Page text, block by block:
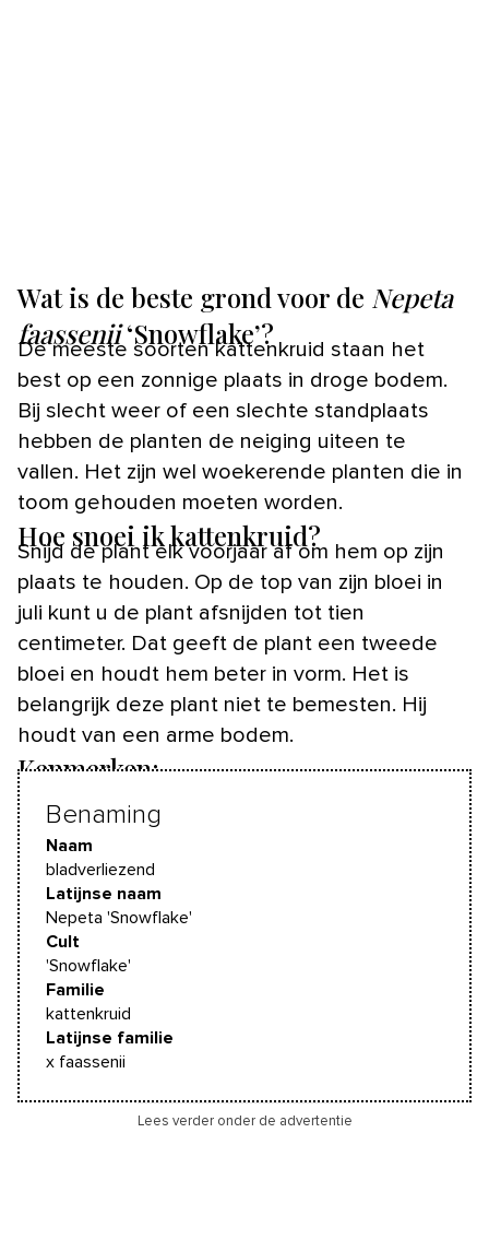
Wat is de beste grond voor de Nepeta
faassenii‘Snowflake’?
De meeste soorten kattenkruid staan het
best op een zonnige plaats in droge bodem.
Bij slecht weer of een slechte standplaats
hebben de planten de neiging uiteen te
vallen. Het zijn wel woekerende planten die in
toom gehouden moeten worden.
Hoe snoei ik kattenkruid?
Snijd de plant elk voorjaar af om hem op zijn
plaats te houden. Op de top van zijn bloei in
juli kunt u de plant afsnijden tot tien
centimeter. Dat geeft de plant een tweede
bloei en houdt hem beter in vorm. Het is
belangrijk deze plant niet te bemesten. Hij
houdt van een arme bodem.
Kenmerken:
Benaming
Naam
bladverliezend
Latijnse naam
Nepeta 'Snowflake'
Cult
'Snowflake'
Familie
kattenkruid
Latijnse familie
x faassenii
Lees verder onder de advertentie